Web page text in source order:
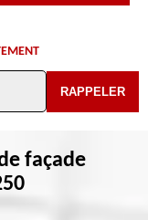
façade